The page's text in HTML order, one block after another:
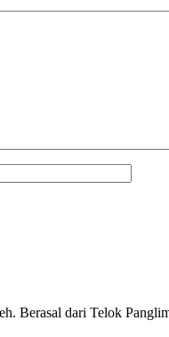
Berasal dari Telok